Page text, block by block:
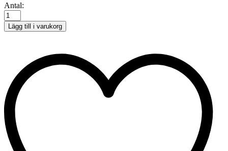
Zigges
BBQ
Krydda
Taco
Antal:
Lägg till i varukorg